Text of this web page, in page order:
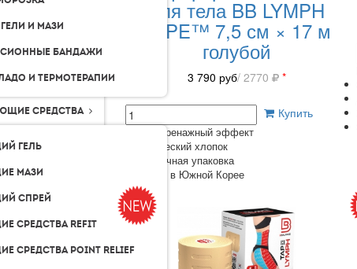
для тела BB LYMPH
TAPE™ 7,5 см × 17 м
голубой
3 790 руб/ 2770 *
Купить
Лимфодренажный эффект
Органический хлопок
Экономичная упаковка
Сделано в Южной Корее
и мази
бандажи
и термотерапии
средства
гель
мази
спрей
средства Refit
средства Point Relief